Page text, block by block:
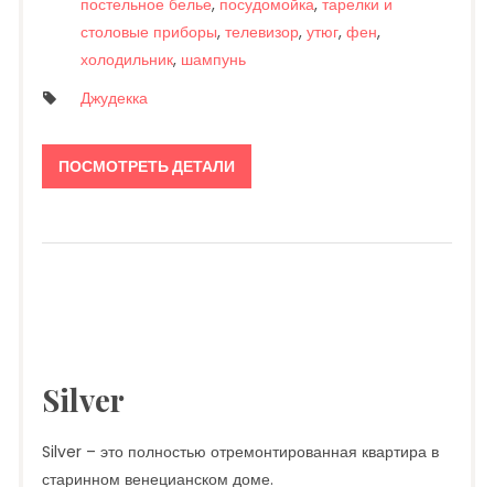
столовые приборы, телевизор, утюг, фен,
холодильник, шампунь
Джудекка
ПОСМОТРЕТЬ ДЕТАЛИ
Silver
Silver – это полностью отремонтированная квартира в
старинном венецианском доме.